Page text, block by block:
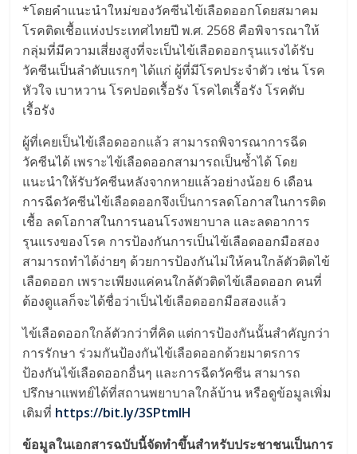
*โดยคำแนะนำใหม่ของวัคซีนไข้เลือดออกโดยสมาคม
โรคติดเชื้อแห่งประเทศไทยปี พ.ศ. 2568 คือพิจารณาให้
กลุ่มที่มีความเสี่ยงสูงที่จะเป็นไข้เลือดออกรุนแรงได้รับ
วัคซีนเป็นลำดับแรกๆ ได้แก่ ผู้ที่มีโรคประจำตัว เช่น โรค
หัวใจ เบาหวาน โรคปอดเรื้อรัง โรคไตเรื้อรัง โรคตับ
เรื้อรัง
ผู้ที่เคยเป็นไข้เลือดออกแล้ว สามารถพิจารณาการฉีด
วัคซีนได้ เพราะไข้เลือดออกสามารถเป็นซ้ำได้ โดย
แนะนำให้รับวัคซีนหลังจากหายแล้วอย่างน้อย 6 เดือน
การฉีดวัคซีนไข้เลือดออกจึงเป็นการลดโอกาสในการติด
เชื้อ ลดโอกาสในการนอนโรงพยาบาล และลดอาการ
รุนแรงของโรค การป้องกันการเป็นไข้เลือดออกมือสอง
สามารถทำได้ง่ายๆ ด้วยการป้องกันไม่ให้คนใกล้ตัวติดไข้
เลือดออก เพราะเพียงแค่คนใกล้ตัวติดไข้เลือดออก คนที่
ต้องดูแลก็จะได้ชื่อว่าเป็นไข้เลือดออกมือสองแล้ว
ไข้เลือดออกใกล้ตัวกว่าที่คิด แต่การป้องกันนั้นสำคัญกว่า
การรักษา ร่วมกันป้องกันไข้เลือดออกด้วยมาตรการ
ป้องกันไข้เลือดออกอื่นๆ และการฉีดวัคซีน สามารถ
ปรึกษาแพทย์ได้ที่สถานพยาบาลใกล้บ้าน หรือดูข้อมูลเพิ่ม
เติมที่ https://bit.ly/3SPtmlH
ข้อมูลในเอกสารฉบับนี้จัดทำขึ้นสำหรับประชาชนเป็นการ